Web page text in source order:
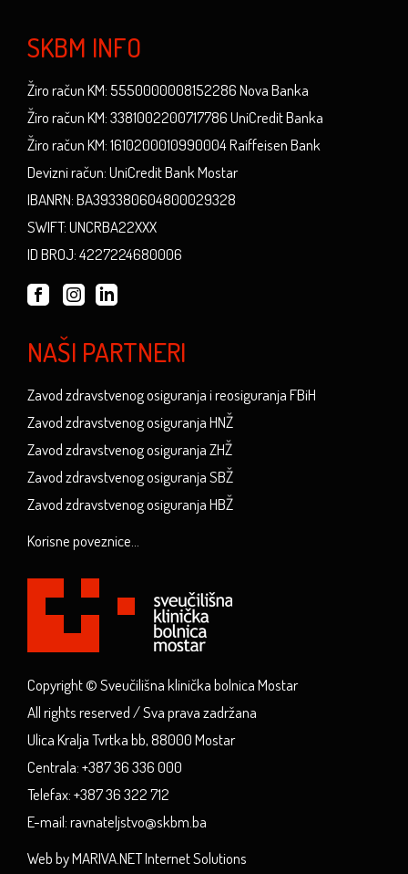
SKBM INFO
Žiro račun KM: 5550000008152286 Nova Banka
Žiro račun KM: 3381002200717786 UniCredit Banka
Žiro račun KM: 1610200010990004 Raiffeisen Bank
Devizni račun: UniCredit Bank Mostar
IBANRN: BA393380604800029328
SWIFT: UNCRBA22XXX
ID BROJ: 4227224680006
NAŠI PARTNERI
Zavod zdravstvenog osiguranja i reosiguranja FBiH
Zavod zdravstvenog osiguranja HNŽ
Zavod zdravstvenog osiguranja ZHŽ
Zavod zdravstvenog osiguranja SBŽ
Zavod zdravstvenog osiguranja HBŽ
Korisne poveznice...
Copyright © Sveučilišna klinička bolnica Mostar
All rights reserved / Sva prava zadržana
Ulica Kralja Tvrtka bb, 88000 Mostar
Centrala: +387 36 336 000
Telefax: +387 36 322 712
E-mail: ravnateljstvo@skbm.ba
Web by MARIVA.NET Internet Solutions